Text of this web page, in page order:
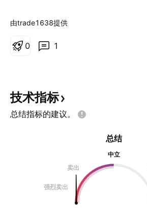
由trade1638提供
1
0
技术指标
总结指标的建议。
总结
中立
卖出
强烈卖出